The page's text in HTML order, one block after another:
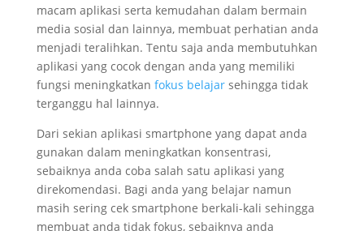
macam aplikasi serta kemudahan dalam bermain
media sosial dan lainnya, membuat perhatian anda
menjadi teralihkan. Tentu saja anda membutuhkan
aplikasi yang cocok dengan anda yang memiliki
fungsi meningkatkan fokus belajarsehingga tidak
terganggu hal lainnya.
Dari sekian aplikasi smartphone yang dapat anda
gunakan dalam meningkatkan konsentrasi,
sebaiknya anda coba salah satu aplikasi yang
direkomendasi. Bagi anda yang belajar namun
masih sering cek smartphone berkali-kali sehingga
membuat anda tidak fokus, sebaiknya anda